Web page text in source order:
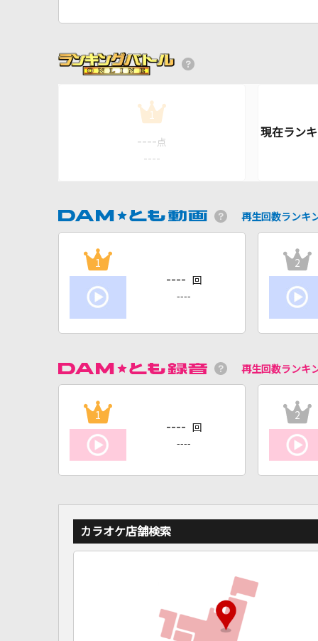
1
---- 点
----
再生回数ランキ
1
---- 回
----
2
再生回数ランキ
1
---- 回
----
2
カラオケ店舗検索